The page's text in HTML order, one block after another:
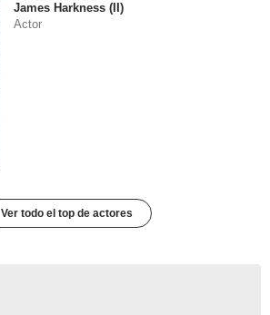
James Harkness (II)
Actor
Ver todo el top de actores